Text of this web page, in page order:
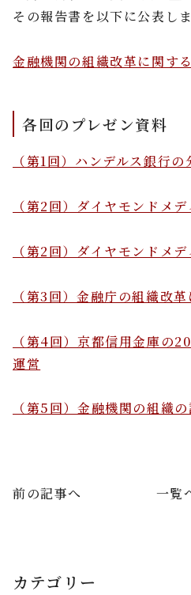
その報告書を以下に公表しま
金融機関の組織改革に関す
各回のプレゼン資料
（第1回）ハンデルス銀行
（第2回）ダイヤモンドメ
（第2回）ダイヤモンドメ
（第3回）金融庁の組織改
（第4回）京都信用金庫の
運営
（第5回）金融機関の組織
前の記事へ 一覧
カテゴリー